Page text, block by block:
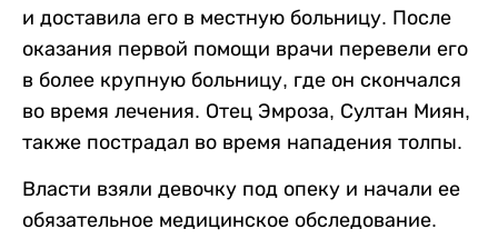
и доставила его в местную больницу. После
оказания первой помощи врачи перевели его
в более крупную больницу, где он скончался
во время лечения. Отец Эмроза, Султан Миян,
также пострадал во время нападения толпы.
Власти взяли девочку под опеку и начали ее
обязательное медицинское обследование.